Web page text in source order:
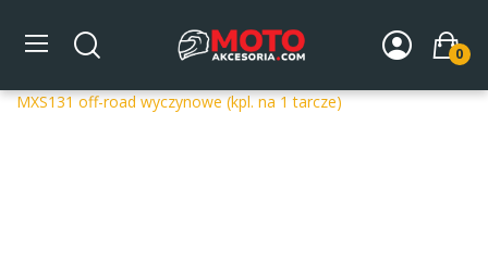
0
Strona główna DLA MOTOCYKLA
Układ hamulcowy
MXS131 off-road wyczynowe (kpl. na 1 tarcze)